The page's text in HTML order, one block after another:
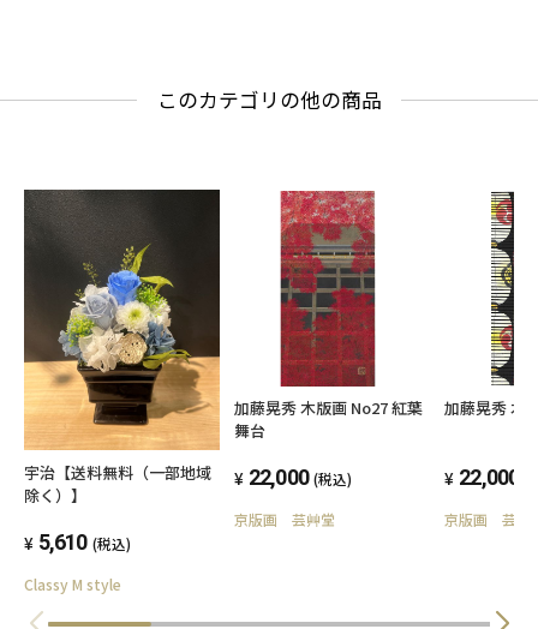
このカテゴリの他の商品
宇治【送料無料（一部地域
除く）】
5,610 (税込)
Classy M style
加藤晃秀 木版画 No27 紅葉
舞台
22,000 (税込)
京版画 芸艸堂
加藤晃秀 木
22,000
京版画 芸艸